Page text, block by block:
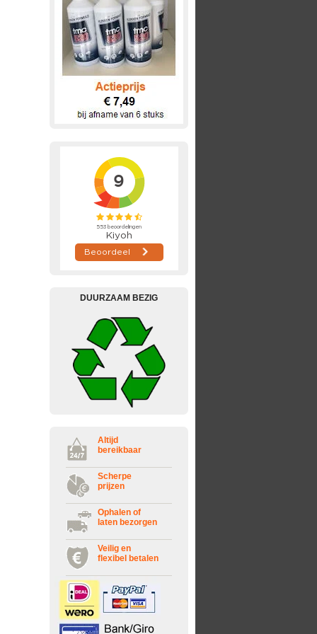
DUURZAAM BEZIG
Altijd
bereikbaar
Scherpe
prijzen
Ophalen of
laten bezorgen
Veilig en
flexibel betalen